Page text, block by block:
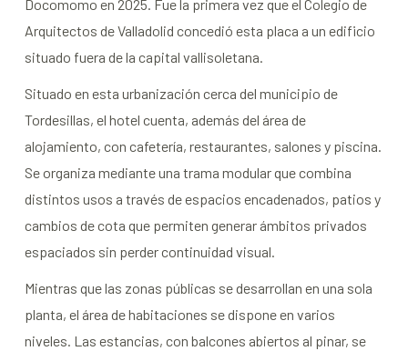
Docomomo en 2025. Fue la primera vez que el Colegio de
Arquitectos de Valladolid concedió esta placa a un edificio
situado fuera de la capital vallisoletana.
Situado en esta urbanización cerca del municipio de
Tordesillas, el hotel cuenta, además del área de
alojamiento, con cafetería, restaurantes, salones y piscina.
Se organiza mediante una trama modular que combina
distintos usos a través de espacios encadenados, patios y
cambios de cota que permiten generar ámbitos privados
espaciados sin perder continuidad visual.
Mientras que las zonas públicas se desarrollan en una sola
planta, el área de habitaciones se dispone en varios
niveles. Las estancias, con balcones abiertos al pinar, se